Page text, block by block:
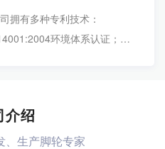
拥有多种专利技术：
环境体系认证；3.
介绍
、生产脚轮专家